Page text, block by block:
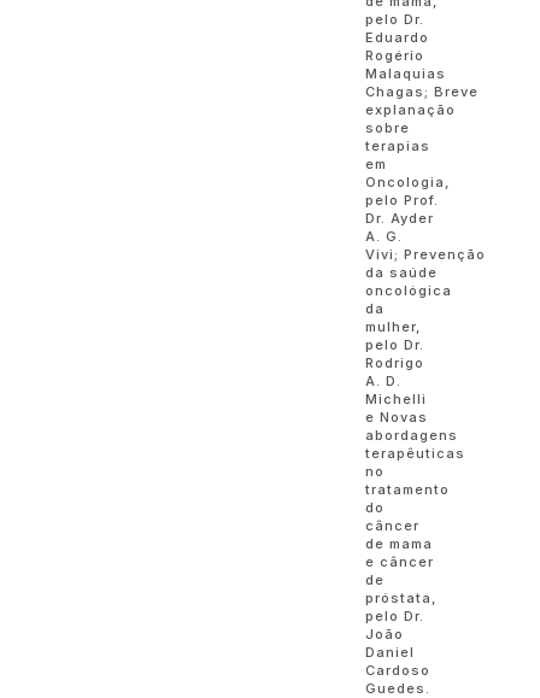
pelo Dr.
Eduardo
Rogério
Malaquias
Chagas; Breve
explanação
sobre
terapias
em
Oncologia,
pelo Prof.
Dr. Ayder
A. G.
Vivi; Prevenção
da saúde
oncológica
da
mulher,
pelo Dr.
Rodrigo
A. D.
Michelli
e Novas
abordagens
terapêuticas
no
tratamento
do
câncer
de mama
e câncer
de
próstata,
pelo Dr.
João
Daniel
Cardoso
Guedes.